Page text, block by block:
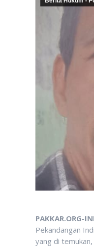
PAKKAR.ORG-
Pekandangan
yang di